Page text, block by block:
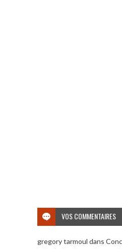
VOS COMMENTAIRES
gregory tarmoul dans